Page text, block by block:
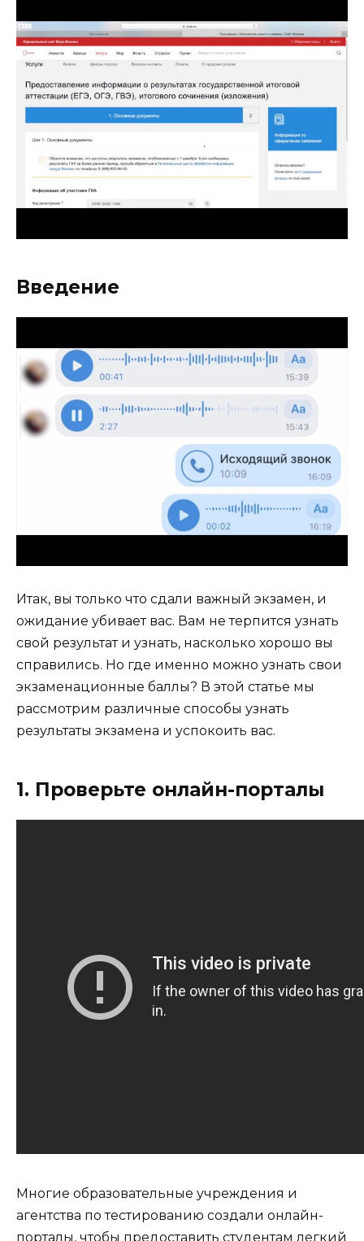
Введение
Итак, вы только что сдали важный экзамен, и
ожидание убивает вас. Вам не терпится узнать
свой результат и узнать, насколько хорошо вы
справились. Но где именно можно узнать свои
экзаменационные баллы? В этой статье мы
рассмотрим различные способы узнать
результаты экзамена и успокоить вас.
1. Проверьте онлайн-порталы
Многие образовательные учреждения и
агентства по тестированию создали онлайн-
порталы, чтобы предоставить студентам легкий